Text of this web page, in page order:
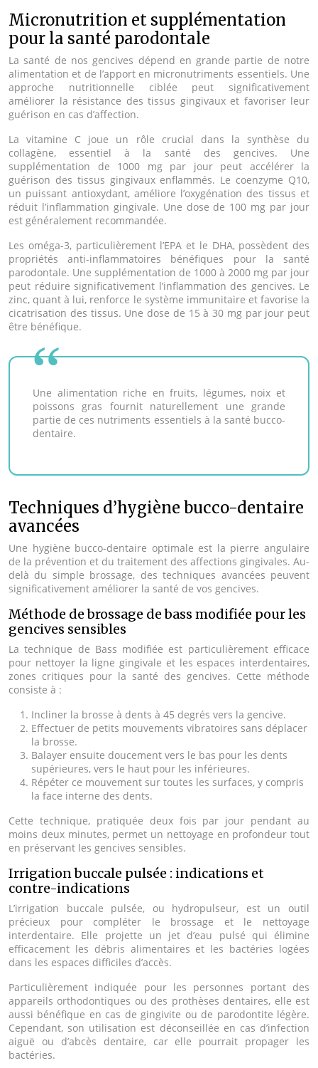
Micronutrition et supplémentation
pour la santé parodontale
La santé de nos gencives dépend en grande partie de notre
alimentation et de l’apport en micronutriments essentiels. Une
approche nutritionnelle ciblée peut significativement
améliorer la résistance des tissus gingivaux et favoriser leur
guérison en cas d’affection.
La vitamine C joue un rôle crucial dans la synthèse du
collagène, essentiel à la santé des gencives. Une
supplémentation de 1000 mg par jour peut accélérer la
guérison des tissus gingivaux enflammés. Le coenzyme Q10,
un puissant antioxydant, améliore l’oxygénation des tissus et
réduit l’inflammation gingivale. Une dose de 100 mg par jour
est généralement recommandée.
Les oméga-3, particulièrement l’EPA et le DHA, possèdent des
propriétés anti-inflammatoires bénéfiques pour la santé
parodontale. Une supplémentation de 1000 à 2000 mg par jour
peut réduire significativement l’inflammation des gencives. Le
zinc, quant à lui, renforce le système immunitaire et favorise la
cicatrisation des tissus. Une dose de 15 à 30 mg par jour peut
être bénéfique.
Une alimentation riche en fruits, légumes, noix et
poissons gras fournit naturellement une grande
partie de ces nutriments essentiels à la santé bucco-
dentaire.
Techniques d’hygiène bucco-dentaire
avancées
Une hygiène bucco-dentaire optimale est la pierre angulaire
de la prévention et du traitement des affections gingivales. Au-
delà du simple brossage, des techniques avancées peuvent
significativement améliorer la santé de vos gencives.
Méthode de brossage de bass modifiée pour les
gencives sensibles
La technique de Bass modifiée est particulièrement efficace
pour nettoyer la ligne gingivale et les espaces interdentaires,
zones critiques pour la santé des gencives. Cette méthode
consiste à :
Incliner la brosse à dents à 45 degrés vers la gencive.
Effectuer de petits mouvements vibratoires sans déplacer
la brosse.
Balayer ensuite doucement vers le bas pour les dents
supérieures, vers le haut pour les inférieures.
Répéter ce mouvement sur toutes les surfaces, y compris
la face interne des dents.
Cette technique, pratiquée deux fois par jour pendant au
moins deux minutes, permet un nettoyage en profondeur tout
en préservant les gencives sensibles.
Irrigation buccale pulsée : indications et
contre-indications
L’irrigation buccale pulsée, ou hydropulseur, est un outil
précieux pour compléter le brossage et le nettoyage
interdentaire. Elle projette un jet d’eau pulsé qui élimine
efficacement les débris alimentaires et les bactéries logées
dans les espaces difficiles d’accès.
Particulièrement indiquée pour les personnes portant des
appareils orthodontiques ou des prothèses dentaires, elle est
aussi bénéfique en cas de gingivite ou de parodontite légère.
Cependant, son utilisation est déconseillée en cas d’infection
aiguë ou d’abcès dentaire, car elle pourrait propager les
bactéries.